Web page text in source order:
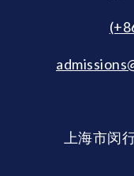
上海市闵